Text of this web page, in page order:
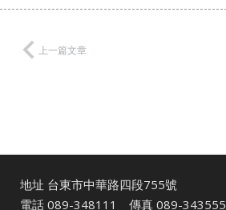
上一篇文章
地址 台東市中華路四段755號
電話 089-348111 傳真 089-343555